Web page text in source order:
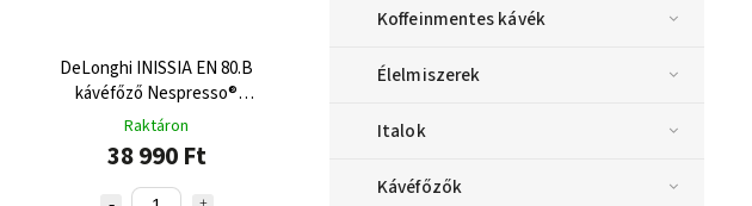
Koffeinmentes kávék
Élelmiszerek
Italok
Kávéfőzők
DeLonghi INISSIA EN 80.B
kávéfőző Nespresso®
kapszulákhoz 1 db
Raktáron
38 990 Ft